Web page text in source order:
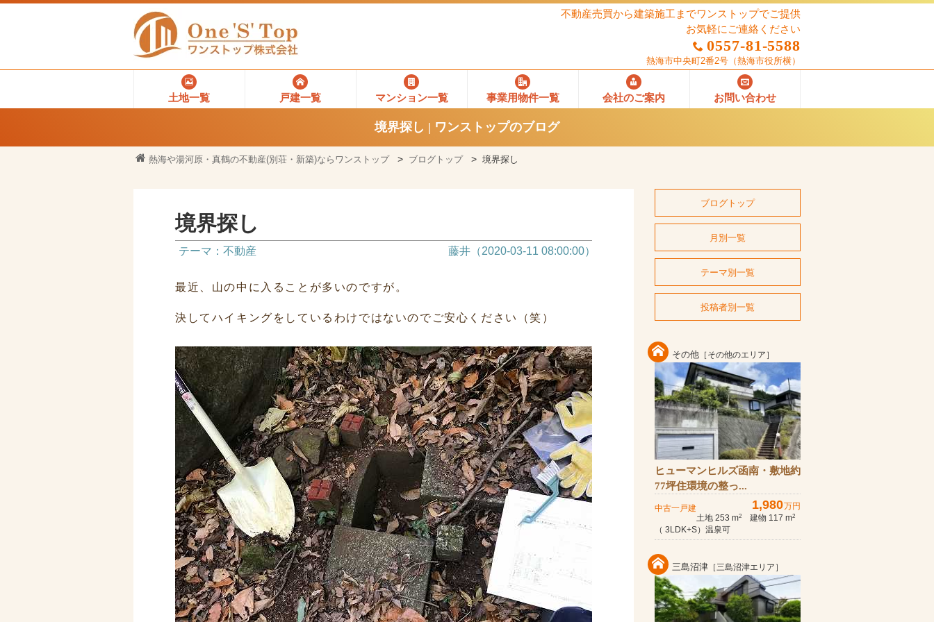
不動産売買から建築施工までワンストップでご提供
お気軽にご連絡ください
0557-81-5588
熱海市中央町2番2号 （熱海市役所横）
土地一覧 戸建一覧 マンション一覧 事業用物件一覧 会社のご案内 お問い合わせ
境界探し | ワンストップのブログ
熱海や湯河原・真鶴の不動産(別荘・新築)ならワンストップ ブログトップ 境界探し
境界探し
テーマ：不動産 藤井（2020-03-11 08:00:00）
最近、山の中に入ることが多いのですが。
決してハイキングをしているわけではないのでご安心ください（笑）
ブログトップ
月別一覧
テーマ別一覧
投稿者別一覧
その他 ［その他のエリア］
ヒューマンヒルズ函南・敷地約
77坪住環境の整っ...
中古一戸建 1,980万円
土地 253 m2 建物 117 m2
（ 3LDK+S）温泉可
三島沼津 ［三島沼津エリア］